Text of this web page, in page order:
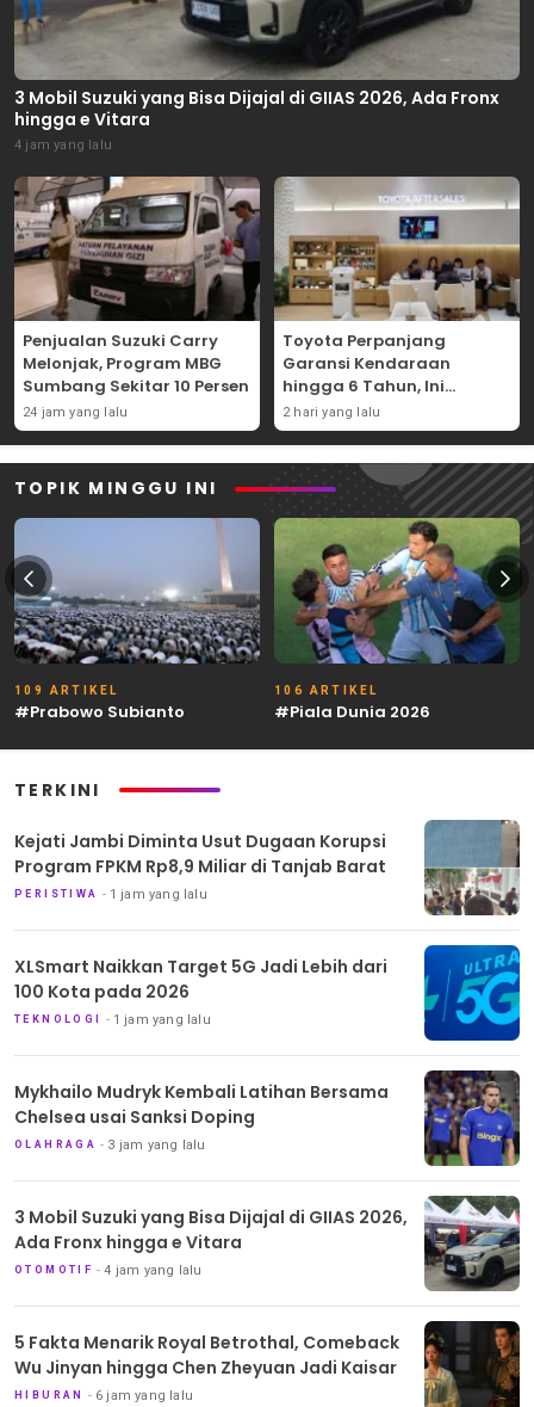
3 Mobil Suzuki yang Bisa Dijajal di GIIAS 2026, Ada Fronx
hingga e Vitara
4 jam yang lalu
Penjualan Suzuki Carry
Melonjak, Program MBG
Sumbang Sekitar 10 Persen
24 jam yang lalu
Toyota Perpanjang
Garansi Kendaraan
hingga 6 Tahun, Ini
Syaratnya
2 hari yang lalu
TOPIK MINGGU INI
109 ARTIKEL
#Prabowo Subianto
106 ARTIKEL
#Piala Dunia 2026
TERKINI
Kejati Jambi Diminta Usut Dugaan Korupsi
Program FPKM Rp8,9 Miliar di Tanjab Barat
PERISTIWA 1 jam yang lalu
XLSmart Naikkan Target 5G Jadi Lebih dari
100 Kota pada 2026
TEKNOLOGI 1 jam yang lalu
Mykhailo Mudryk Kembali Latihan Bersama
Chelsea usai Sanksi Doping
OLAHRAGA 3 jam yang lalu
3 Mobil Suzuki yang Bisa Dijajal di GIIAS 2026,
Ada Fronx hingga e Vitara
OTOMOTIF 4 jam yang lalu
5 Fakta Menarik Royal Betrothal, Comeback
Wu Jinyan hingga Chen Zheyuan Jadi Kaisar
HIBURAN 6 jam yang lalu